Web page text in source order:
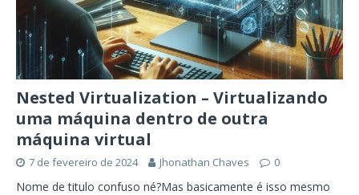
Nested Virtualization – Virtualizando
uma máquina dentro de outra
máquina virtual
7 de fevereiro de 2024 Jhonathan Chaves 0
Nome de titulo confuso né?Mas basicamente é isso mesmo